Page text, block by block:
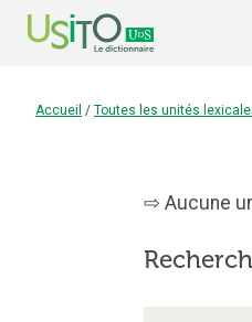
Accueil / Toutes les unités
Aucune